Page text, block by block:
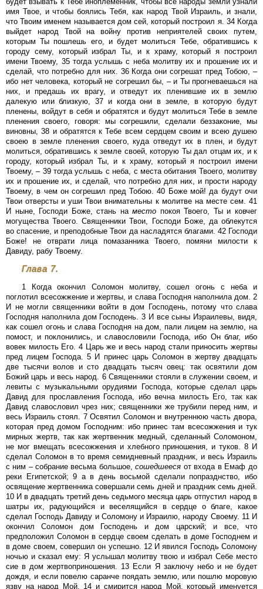
имя Твое, и чтобы боялись Тебя, как народ Твой Израиль, и знали,
что Твоим именем называется дом сей, который построил я. 34 Когда
выйдет народ Твой на войну против неприятелей своих путем,
которым Ты пошлешь его, и будет молиться Тебе, обратившись к
городу сему, который избрал Ты, и к храму, который я построил
имени Твоему, 35 тогда услышь с неба молитву их и прошение их и
сделай, что потребно для них. 36 Когда они согрешат пред Тобою, –
ибо нет человека, который не согрешил бы, – и Ты прогневаешься на
них, и предашь их врагу, и отведут их пленившие их в землю
далекую или близкую, 37 и когда они в земле, в которую будут
пленены, войдут в себя и обратятся и будут молиться Тебе в земле
пленения своего, говоря: мы согрешили, сделали беззаконие, мы
виновны, 38 и обратятся к Тебе всем сердцем своим и всею душею
своею в земле пленения своего, куда отведут их в плен, и будут
молиться, обратившись к земле своей, которую Ты дал отцам их, и к
городу, который избрал Ты, и к храму, который я построил имени
Твоему, – 39 тогда услышь с неба, с места обитания Твоего, молитву
их и прошение их, и сделай, что потребно для них, и прости народу
Твоему, в чем он согрешил пред Тобою. 40 Боже мой! да будут очи
Твои отверсты и уши Твои внимательны к молитве на месте сем. 41
И ныне, Господи Боже, стань на место покоя Твоего, Ты и ковчег
могущества Твоего. Священники Твои, Господи Боже, да облекутся
во спасение, и преподобные Твои да насладятся благами. 42 Господи
Боже! не отврати лица помазанника Твоего, помяни милости к
Давиду, рабу Твоему.
Глава 7.
1 Когда окончил Соломон молитву, сошел огонь с неба и
поглотил всесожжение и жертвы, и слава Господня наполнила дом. 2
И не могли священники войти в дом Господень, потому что слава
Господня наполнила дом Господень. 3 И все сыны Израилевы, видя,
как сошел огонь и слава Господня на дом, пали лицем на землю, на
помост, и поклонились, и славословили Господа, ибо Он благ, ибо
вовек милость Его. 4 Царь же и весь народ стали приносить жертвы
пред лицем Господа. 5 И принес царь Соломон в жертву двадцать
две тысячи волов и сто двадцать тысяч овец: так освятили дом
Божий царь и весь народ. 6 Священники стояли в служении своем, и
левиты с музыкальными орудиями Господа, которые сделал царь
Давид для прославления Господа, ибо вечна милость Его, так как
Давид славословил чрез них; священники же трубили перед ним, и
весь Израиль стоял. 7 Освятил Соломон и внутреннюю часть двора,
которая пред домом Господним: ибо принес там всесожжения и тук
мирных жертв, так как жертвенник медный, сделанный Соломоном,
не мог вмещать всесожжения и хлебного приношения, и туков. 8 И
сделал Соломон в то время семидневный праздник, и весь Израиль
с ним – собрание весьма большое, сошедшееся от входа в Емаф до
реки Египетской; 9 а в день восьмой сделали попразднство, ибо
освящение жертвенника совершали семь дней и праздник семь дней.
10 И в двадцать третий день седьмого месяца царь отпустил народ в
шатры их, радующийся и веселящийся в сердце о благе, какое
сделал Господь Давиду и Соломону и Израилю, народу Своему. 11 И
окончил Соломон дом Господень и дом царский; и все, что
предположил Соломон в сердце своем сделать в доме Господнем и
в доме своем, совершил он успешно. 12 И явился Господь Соломону
ночью и сказал ему: Я услышал молитву твою и избрал Себе место
сие в дом жертвоприношения. 13 Если Я заключу небо и не будет
дождя, и если повелю саранче поядать землю, или пошлю моровую
язву на народ Мой, 14 и смирится народ Мой, который именуется